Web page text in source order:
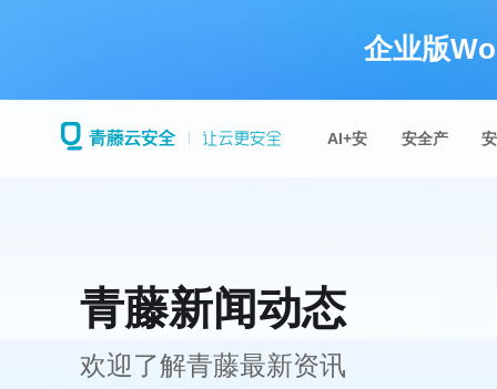
企业版
AI+安 安全产
青藤新闻动态
欢迎了解青藤最新资讯